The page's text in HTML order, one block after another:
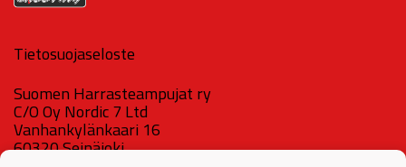
Tietosuojaseloste
Suomen Harrasteampujat ry
C/O Oy Nordic 7 Ltd
Vanhankylänkaari 16
60320 Seinäjoki